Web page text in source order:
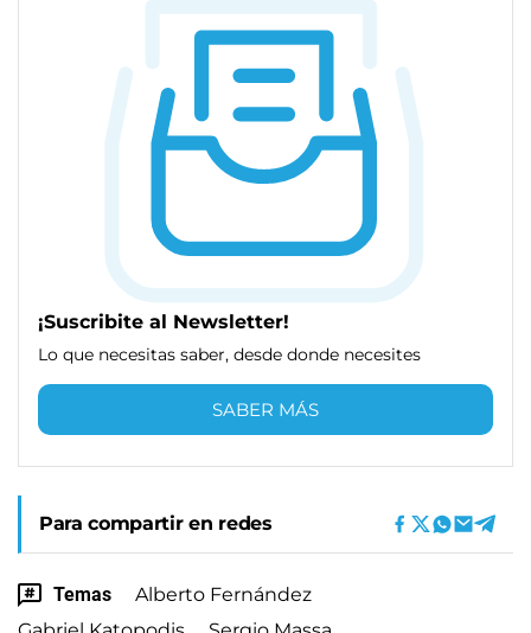
¡Suscribite al Newsletter!
Lo que necesitas saber, desde donde necesites
SABER MÁS
Para compartir en redes
Temas
Alberto Fernández